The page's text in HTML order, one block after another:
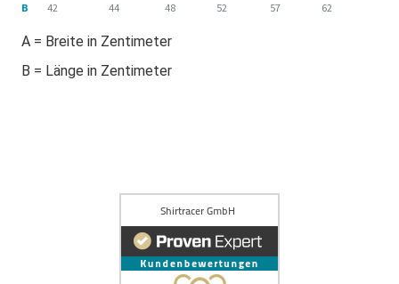
B
42 44 48 52 57 62
A = Breite in Zentimeter
B = Länge in Zentimeter